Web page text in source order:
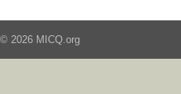
© 2026 MICQ.org